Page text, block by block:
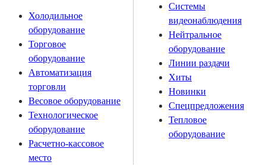
Холодильное
оборудование
Торговое
оборудование
Автоматизация
торговли
Весовое оборудование
Технологическое
оборудование
Расчетно-кассовое
место
Системы
видеонаблюдения
Нейтральное
оборудование
Линии раздачи
Хиты
Новинки
Спецпредложения
Тепловое
оборудование